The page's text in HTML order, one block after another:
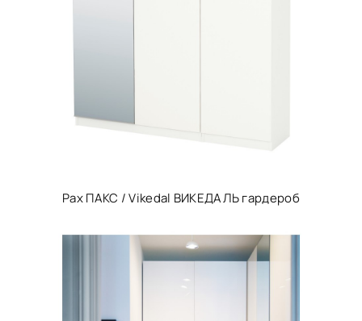
Pax ПАКС / Vikedal ВИКЕДАЛЬ гардероб